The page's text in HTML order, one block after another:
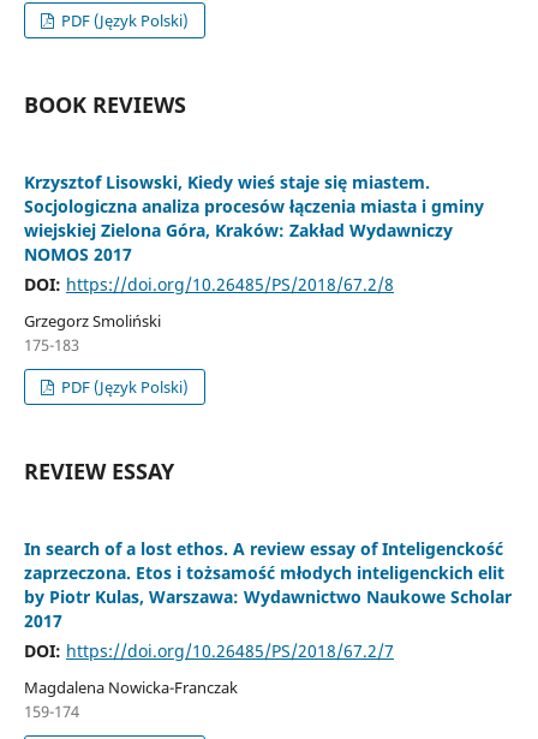
PDF (Język Polski)
BOOK REVIEWS
Krzysztof Lisowski, Kiedy wieś staje się miastem.
Socjologiczna analiza procesów łączenia miasta i gminy
wiejskiej Zielona Góra, Kraków: Zakład Wydawniczy
NOMOS 2017
DOI: https://doi.org/10.26485/PS/2018/67.2/8
Grzegorz Smoliński
175-183
PDF (Język Polski)
REVIEW ESSAY
In search of a lost ethos. A review essay of Inteligenckość
zaprzeczona. Etos i tożsamość młodych inteligenckich elit
by Piotr Kulas, Warszawa: Wydawnictwo Naukowe Scholar
2017
DOI: https://doi.org/10.26485/PS/2018/67.2/7
Magdalena Nowicka-Franczak
159-174